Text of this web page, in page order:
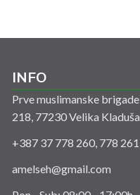
INFO
Prve muslimanske brigade
218, 77230 Velika Kladuša
+387 37 778 260, 778 261
amelseh@gmail.com